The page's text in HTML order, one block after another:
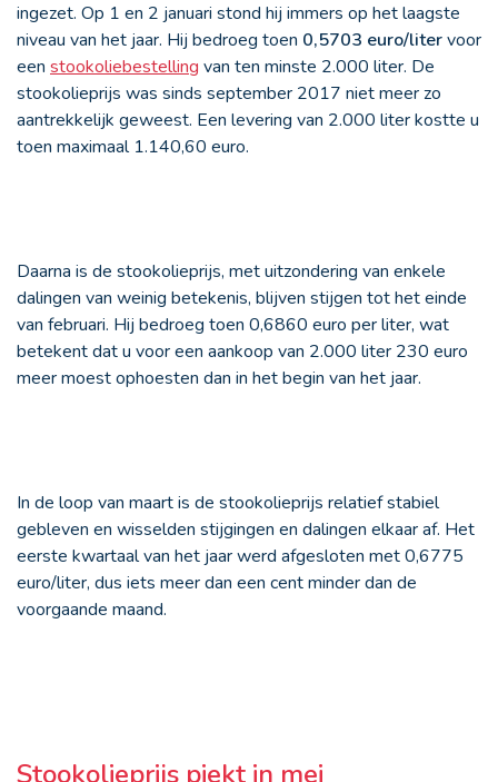
ingezet. Op 1 en 2 januari stond hij immers op het laagste
niveau van het jaar. Hij bedroeg toen 0,5703 euro/litervoor
een stookoliebestelling van ten minste 2.000 liter. De
stookolieprijs was sinds september 2017 niet meer zo
aantrekkelijk geweest. Een levering van 2.000 liter kostte u
toen maximaal 1.140,60 euro.
Daarna is de stookolieprijs, met uitzondering van enkele
dalingen van weinig betekenis, blijven stijgen tot het einde
van februari. Hij bedroeg toen 0,6860 euro per liter, wat
betekent dat u voor een aankoop van 2.000 liter 230 euro
meer moest ophoesten dan in het begin van het jaar.
In de loop van maart is de stookolieprijs relatief stabiel
gebleven en wisselden stijgingen en dalingen elkaar af. Het
eerste kwartaal van het jaar werd afgesloten met 0,6775
euro/liter, dus iets meer dan een cent minder dan de
voorgaande maand.
Stookolieprijs piekt in mei